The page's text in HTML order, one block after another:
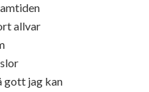
allvar
gott jag kan